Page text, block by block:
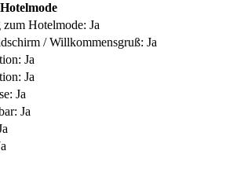
Hotelmode
Hotelmode: Ja
/ Willkommensgruß: Ja
Ja
Ja
Ja
Ja